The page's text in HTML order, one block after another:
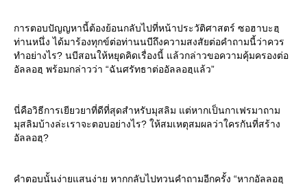
การตอบปัญญหานี้ต้องย้อนกลับไปที่หน้าประวัติศาสตร์ ซอฮาบะฮฺ
ท่านหนึ่ง ได้มาร้องทุกข์ต่อท่านนบีถึงความสงสัยต่อคำถามนี้ว่าควร
ทำอย่างไร? นบีสอนให้หยุดคิดเรื่องนี้ แล้วกล่าวขอความคุ้มครองต่อ
อัลลอฮฺ พร้อมกล่าวว่า “ฉันศรัทธาต่ออัลลอฮฺแล้ว”
นี่คือวิธีการเยียวยาที่ดีที่สุดสำหรับมุสลิม แต่หากเป็นกาเฟรมาถาม
มุสลิมบ้างล่ะเราจะตอบอย่างไร? ให้สมเหตุสมผลว่าใครกันที่สร้าง
อัลลอฮฺ?
คำตอบนั้นง่ายแสนง่าย หากกลับไปทวนคำถามอีกครั้ง “หากอัลลอฮฺ